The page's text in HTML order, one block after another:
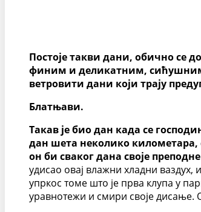
Постоје такви дани, обично се
финим и деликатним, сићушним
ветровити дани који трају
Блатњави.
Такав је био дан када се
дан шета неколико километара,
он би сваког дана своје
удисао овај влажни хладни
упркос томе што је прва клупа у
уравнотежи и смири своје дисање.